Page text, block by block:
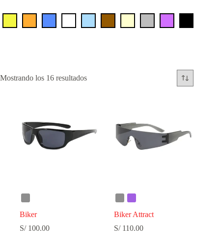
Mostrando los 16 resultados
Biker
S/100.00
Biker Attract
S/110.00